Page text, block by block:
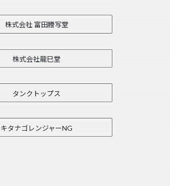
株式会社 富田謄写堂
株式会社龍巳堂
タンクトップス
キタナゴレンジャーNG